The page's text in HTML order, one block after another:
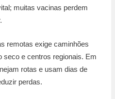
muitas vacinas perdem
remotas exige caminhões
seco e centros regionais. Em
rotas e usam dias de
perdas.